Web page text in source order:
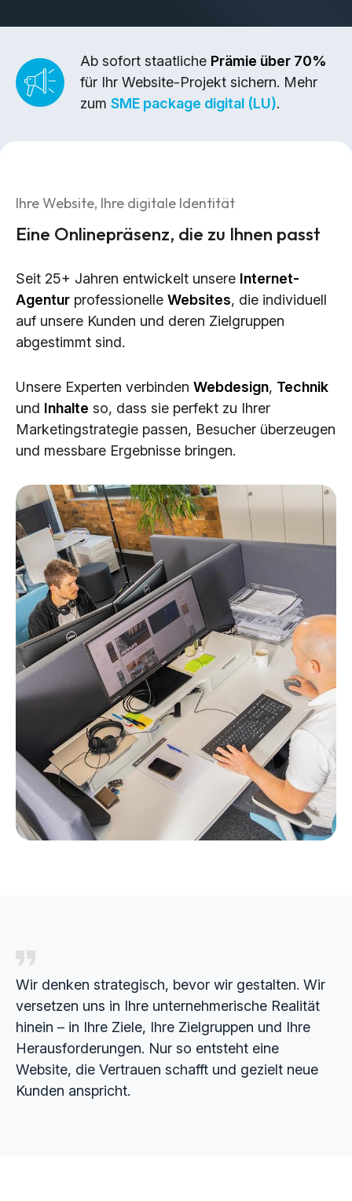
Websites
Content-Kreation & Storytelling
Marketing
Social Media Marketing (SMM)
E-Mail Marketing
Applications
Web-Applikationen
CMS - Content Management System
KI-Lösungen
Ab sofort staatliche Prämie über 70%
für Ihr Website-Projekt sichern. Mehr
zum SME package digital (LU).
Ihre Website, Ihre digitale Identität
Eine Onlinepräsenz, die zu Ihnen passt
Seit 25+ Jahren entwickelt unsere Internet-
Agentur professionelle Websites, die individuell
auf unsere Kunden und deren Zielgruppen
abgestimmt sind.
Unsere Experten verbinden Webdesign, Technik
und Inhalte so, dass sie perfekt zu Ihrer
Marketingstrategie passen, Besucher überzeugen
und messbare Ergebnisse bringen.
Wir denken strategisch, bevor wir gestalten. Wir
versetzen uns in Ihre unternehmerische Realität
hinein – in Ihre Ziele, Ihre Zielgruppen und Ihre
Herausforderungen. Nur so entsteht eine
Website, die Vertrauen schafft und gezielt neue
Kunden anspricht.